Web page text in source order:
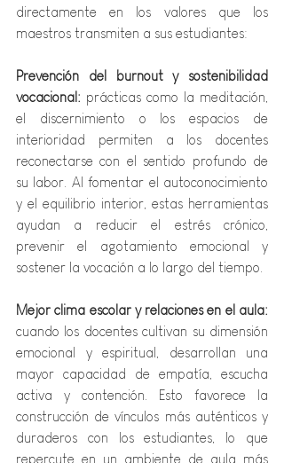
directamente en los valores que los
maestros transmiten a sus estudiantes:
Prevención del burnout y sostenibilidad
vocacional: prácticas como la meditación,
el discernimiento o los espacios de
interioridad permiten a los docentes
reconectarse con el sentido profundo de
su labor. Al fomentar el autoconocimiento
y el equilibrio interior, estas herramientas
ayudan a reducir el estrés crónico,
prevenir el agotamiento emocional y
sostener la vocación a lo largo del tiempo.
cuando los docentes cultivan su dimensión
emocional y espiritual, desarrollan una
mayor capacidad de empatía, escucha
activa y contención. Esto favorece la
construcción de vínculos más auténticos y
duraderos con los estudiantes, lo que
repercute en un ambiente de aula más